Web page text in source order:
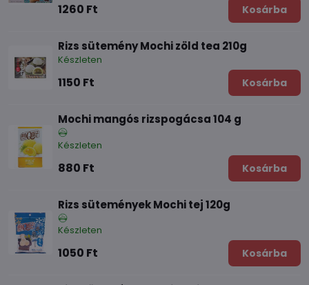
1260 Ft Kosárba
Rizs sütemény Mochi zöld tea 210g
Készleten
1150 Ft Kosárba
Mochi mangós rizspogácsa 104 g
Készleten
880 Ft Kosárba
Rizs sütemények Mochi tej 120g
Készleten
1050 Ft Kosárba